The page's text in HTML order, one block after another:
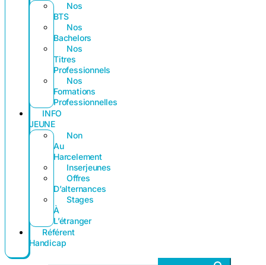
Nos
BTS
Nos
Bachelors
Nos
Titres
Professionnels
Nos
Formations
Professionnelles
INFO
JEUNE
Non
Au
Harcelement
Inserjeunes
Offres
D’alternances
Stages
À
L’étranger
Référent
Handicap